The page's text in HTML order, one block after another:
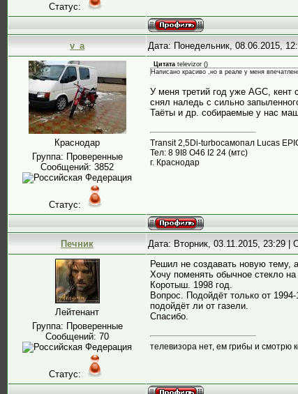
Статус:
v_a Дата: Понедельник, 08.06.2015,
Краснодар
Группа: Проверенные
Сообщений: 3852
Статус:
Цитата televizor ()
Написано красиво ,но в реале у меня
У меня третий год уже AGC, кент
снял наледь с сильно
Таёты и др. собираемые у нас
Transit 2,5Di-turboсамопал Lucas
Тел: 8 9I8 О46 I2 24 (мтс)
г. Краснодар
Печник Дата: Вторник, 03.11.2015, 23:29 |
Лейтенант
Группа: Проверенные
Сообщений: 70
Статус:
Решил не создавать новую тему,
Хочу поменять обычное стекло
Коротыш. 1998 год.
Вопрос. Подойдёт только от
подойдёт ли от газели.
Спасибо.
телевизора нет, ем грибы и смотрю